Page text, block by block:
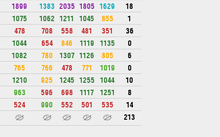
1899 1383 2035 1805 1629
18
1075 1062 1211 1045 855
1
478 708 558 481 351
36
1044 654 846 1119 1135
0
1082 780 1307 1126 805
6
765 766 478 771 1019
0
1210 925 1245 1255 1044
10
963 596 698 1117 1251
8
524 990 552 501 535
14
213